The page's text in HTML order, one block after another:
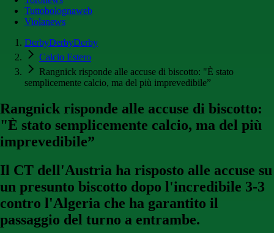
Tuttobolognaweb
Violanews
DerbyDerbyDerby
Calcio Estero
Rangnick risponde alle accuse di biscotto: "È stato
semplicemente calcio, ma del più imprevedibile”
Rangnick risponde alle accuse di biscotto:
"È stato semplicemente calcio, ma del più
imprevedibile”
Il CT dell'Austria ha risposto alle accuse su
un presunto biscotto dopo l'incredibile 3-3
contro l'Algeria che ha garantito il
passaggio del turno a entrambe.